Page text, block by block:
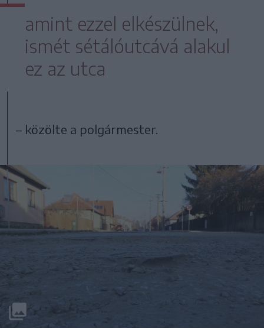
amint ezzel elkészülnek,
ismét sétálóutcává alakul
ez az utca
– közölte a polgármester.